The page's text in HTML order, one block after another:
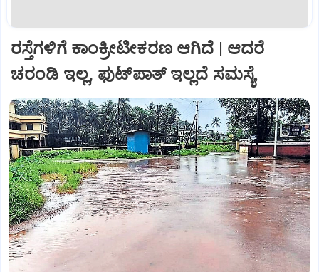
ರಸ್ತೆಗಳಿಗೆ ಕಾಂಕ್ರೀಟೀಕರಣ ಆಗಿದೆ | ಆದರೆ
ಚರಂಡಿ ಇಲ್ಲ, ಫುಟ್‌ಪಾತ್‌ ಇಲ್ಲದೆ ಸಮಸ್ಯೆ